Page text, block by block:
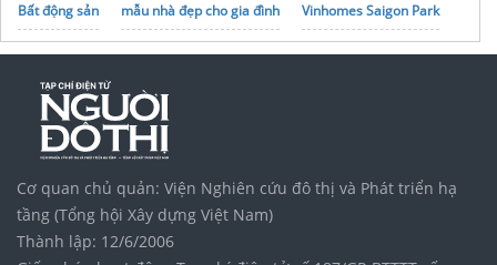
Bất động sản
mẫu nhà đẹp cho gia đình
Vinhomes Saigon Park
Mipec 54 Tố Hữu
[Sách Hay] Real Estate Development – Principles and Process
noxh K Home Avenue Nhơn Trạch
Cập nhật giáSungroup Bắc Ninh
Cơ quan chủ quản: Viện Nghiên cứu đô thị và Phát triển hạ
tầng (Tổng hội Xây dựng Việt Nam)
Thành lập: 12/6/2006